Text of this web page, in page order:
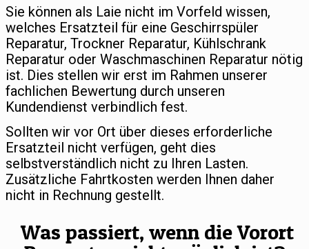
Sie können als Laie nicht im Vorfeld wissen,
welches Ersatzteil für eine Geschirrspüler
Reparatur, Trockner Reparatur, Kühlschrank
Reparatur oder Waschmaschinen Reparatur nötig
ist. Dies stellen wir erst im Rahmen unserer
fachlichen Bewertung durch unseren
Kundendienst verbindlich fest.
Sollten wir vor Ort über dieses erforderliche
Ersatzteil nicht verfügen, geht dies
selbstverständlich nicht zu Ihren Lasten.
Zusätzliche Fahrtkosten werden Ihnen daher
nicht in Rechnung gestellt.
Was passiert, wenn die Vorort